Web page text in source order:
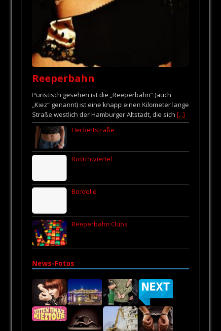
Reeperbahn
Puristisch gesehen ist die „Reeperbahn“ (auch
„Kiez“ genannt) ist eine knapp einen Kilometer lange
Straße westlich der Hamburger Altstadt, die sich [...]
Herbertstraße
Rotlichtviertel
Bordelle
Reeperbahn Clubs
News-Fotos